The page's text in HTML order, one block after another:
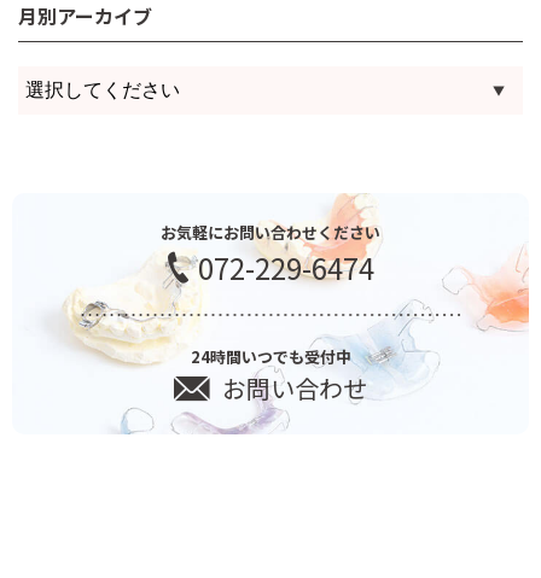
月別アーカイブ
お気軽にお問い合わせください
072-229-6474
24時間いつでも受付中
お問い合わせ